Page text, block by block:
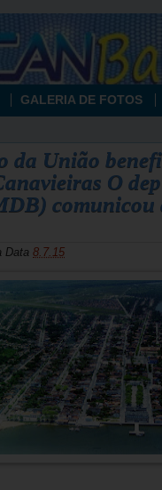
GALERIA DE FOTOS
da União
O
comunicou
Data 8.7.15